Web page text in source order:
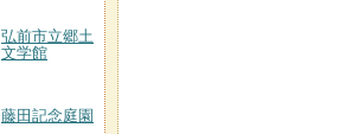
弘前市立郷土
文学館
藤田記念庭園